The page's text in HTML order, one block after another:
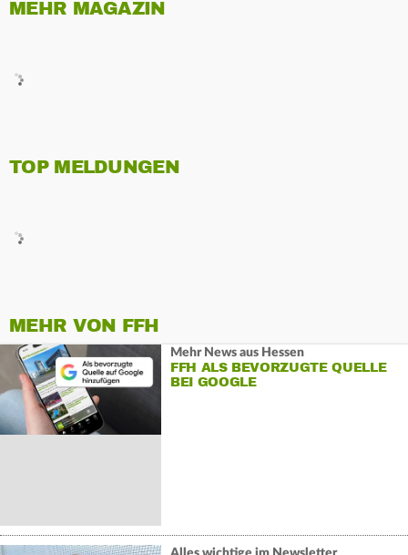
MEHR MAGAZIN
TOP MELDUNGEN
MEHR VON FFH
Mehr News aus Hessen
FFH ALS BEVORZUGTE QUELLE
BEI GOOGLE